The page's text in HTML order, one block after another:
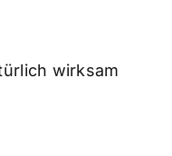
wirksam